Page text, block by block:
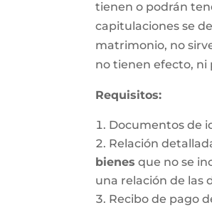
tienen o podrán
capitulaciones se
matrimonio, no
no tienen efecto, ni
Requisitos:
Documentos de
Relación
bienes que no se
una relación de las
Recibo de pago